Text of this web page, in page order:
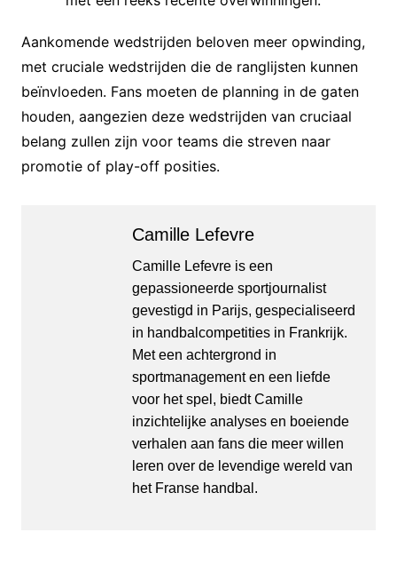
Aankomende wedstrijden beloven meer opwinding,
met cruciale wedstrijden die de ranglijsten kunnen
beïnvloeden. Fans moeten de planning in de gaten
houden, aangezien deze wedstrijden van cruciaal
belang zullen zijn voor teams die streven naar
promotie of play-off posities.
Camille Lefevre
Camille Lefevre is een
gepassioneerde sportjournalist
gevestigd in Parijs, gespecialiseerd
in handbalcompetities in Frankrijk.
Met een achtergrond in
sportmanagement en een liefde
voor het spel, biedt Camille
inzichtelijke analyses en boeiende
verhalen aan fans die meer willen
leren over de levendige wereld van
het Franse handbal.